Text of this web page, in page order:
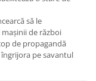
să le
de război
de propagandă
pe savantul